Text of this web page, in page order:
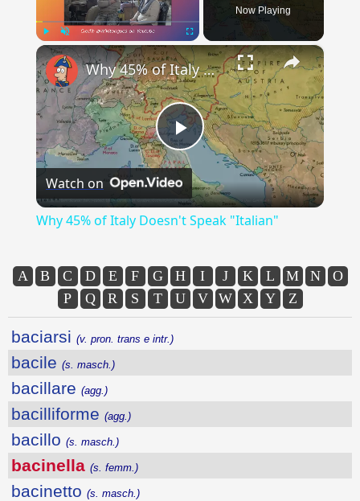
Play Unmute Fullscreen
Now Playing
×
Play
Video
Why 45% of Italy Doesn't Speak "Italian"
Watch on
Why 45% of Italy Doesn't Speak "Italian"
A B C D E F G H I J K L M N
O
P
Q R S T U V W X Y Z
baciarsi (v. pron. trans e intr.)
bacile (s. masch.)
bacillare (agg.)
bacilliforme (agg.)
bacillo (s. masch.)
bacinella (s. femm.)
bacinetto (s. masch.)